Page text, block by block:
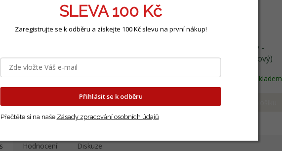
(jarní)
duo mix
45 Kč
Hrách setý cukrový -
Sweetsalome (tyčkový)
Skladem
Hodnocení Diskuze
SLEVA 100 Kč
Zaregistrujte se k odběru a získejte 100 Kč slevu na první nákup!
Přihlásit se k odběru
Přečtěte si na naše Zásady zpracování osobních údajů